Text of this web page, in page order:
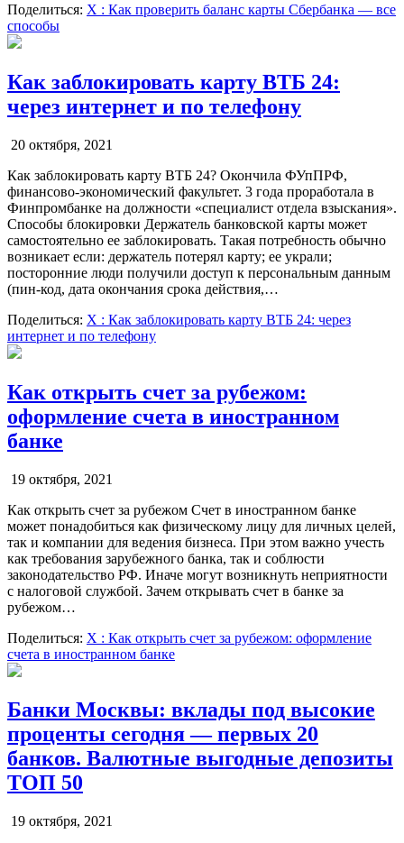
Поделиться: X : Как проверить баланс карты Сбербанка — все
способы
Как заблокировать карту ВТБ 24:
через интернет и по телефону
20 октября, 2021
Как заблокировать карту ВТБ 24? Окончила ФУпПРФ,
финансово-экономический факультет. 3 года проработала в
Финпромбанке на должности «специалист отдела взыскания».
Способы блокировки Держатель банковской карты может
самостоятельно ее заблокировать. Такая потребность обычно
возникает если: держатель потерял карту; ее украли;
посторонние люди получили доступ к персональным данным
(пин-код, дата окончания срока действия,…
Поделиться: X : Как заблокировать карту ВТБ 24: через
интернет и по телефону
Как открыть счет за рубежом:
оформление счета в иностранном
банке
19 октября, 2021
Как открыть счет за рубежом Счет в иностранном банке
может понадобиться как физическому лицу для личных целей,
так и компании для ведения бизнеса. При этом важно учесть
как требования зарубежного банка, так и соблюсти
законодательство РФ. Иначе могут возникнуть неприятности
с налоговой службой. Зачем открывать счет в банке за
рубежом…
Поделиться: X : Как открыть счет за рубежом: оформление
счета в иностранном банке
Банки Москвы: вклады под высокие
проценты сегодня — первых 20
банков. Валютные выгодные депозиты
ТОП 50
19 октября, 2021